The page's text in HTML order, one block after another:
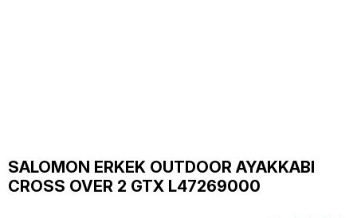
SALOMON ERKEK OUTDOOR AYAKKABI
CROSS OVER 2 GTX L47269000